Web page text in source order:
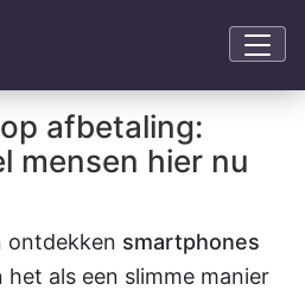
afbetaling:
mensen hier nu
ontdekken smartphones
het als een slimme manier